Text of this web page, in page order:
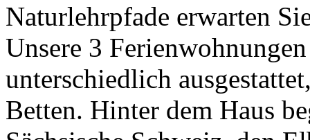
Naturlehrpfade erwarten
Unsere 3
unterschiedlich
Betten. Hinter dem Haus